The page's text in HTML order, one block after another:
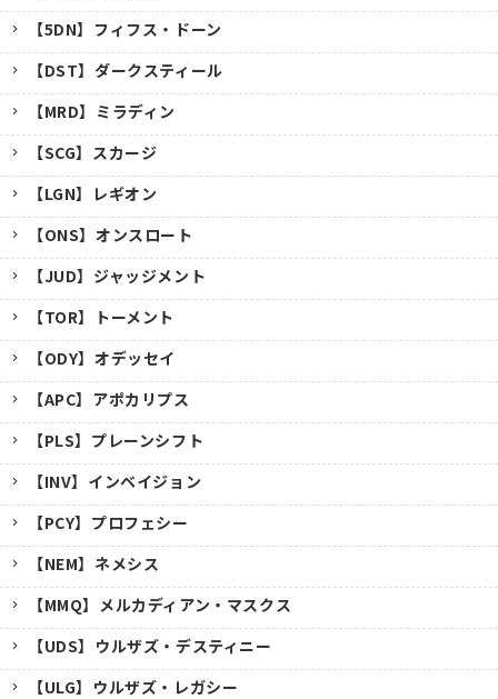
【5DN】フィフス・ドーン
【DST】ダークスティール
【MRD】ミラディン
【SCG】スカージ
【LGN】レギオン
【ONS】オンスロート
【JUD】ジャッジメント
【TOR】トーメント
【ODY】オデッセイ
【APC】アポカリプス
【PLS】プレーンシフト
【INV】インベイジョン
【PCY】プロフェシー
【NEM】ネメシス
【MMQ】メルカディアン・マスクス
【UDS】ウルザズ・デスティニー
【ULG】ウルザズ・レガシー